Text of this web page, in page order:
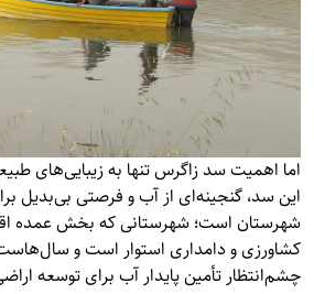
اما اهمیت سد زاگرس تنها به زیبایی‌های
این سد، گنجینه‌ای از آب و فرصتی بی‌بدیل
شهرستان است؛ شهرستانی که بخش عمده
کشاورزی و دامداری استوار است و
چشم‌انتظار تأمین پایدار آب برای توسعه